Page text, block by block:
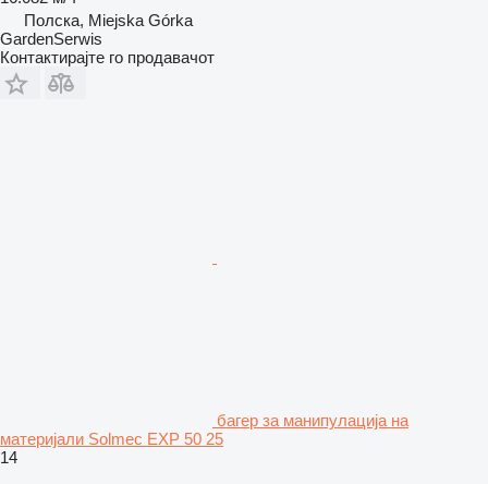
Полска, Miejska Górka
GardenSerwis
Контактирајте го продавачот
багер за манипулација на
материјали Solmec EXP 50 25
14